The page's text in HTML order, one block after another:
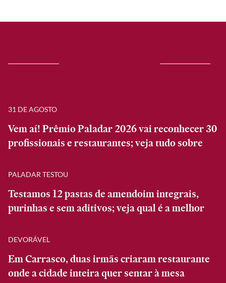
31 DE AGOSTO
Vem aí! Prêmio Paladar 2026 vai reconhecer 30
profissionais e restaurantes; veja tudo sobre
PALADAR TESTOU
Testamos 12 pastas de amendoim integrais,
purinhas e sem aditivos; veja qual é a melhor
DEVORÁVEL
Em Carrasco, duas irmãs criaram restaurante
onde a cidade inteira quer sentar à mesa